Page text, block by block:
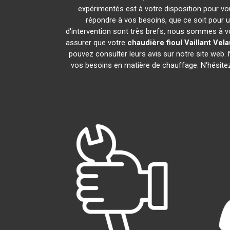
expérimentés est à votre disposition pour
répondre à vos besoins, que ce soit pour
d'intervention sont très brefs, nous sommes à
assurer que votre chaudière fioul Vaillant
pouvez consulter leurs avis sur notre site
vos besoins en matière de chauffage.